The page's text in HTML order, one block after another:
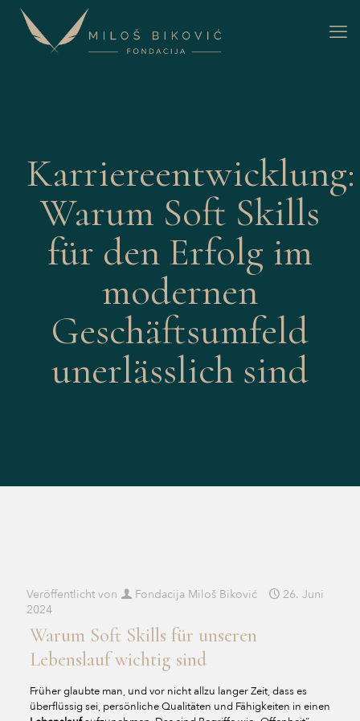
Karriereentwicklung:
Warum Soft Skills
für den Erfolg im
modernen
Geschäftsumfeld
unerlässlich sind
Veröffentlicht von Fondacija Miloš Biković
26. Juni
2024
Warum Soft Skills für unseren
Lebenslauf wichtig sind
Früher glaubte man, und vor nicht allzu langer Zeit, dass es
überflüssig sei, persönliche Qualitäten und Fähigkeiten in einen